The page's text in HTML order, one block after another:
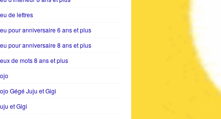
de lettres
pour anniversaire 6 ans et plus
pour anniversaire 8 ans et plus
de mots 8 ans et plus
Gégé Juju et Gigi
et Gigi